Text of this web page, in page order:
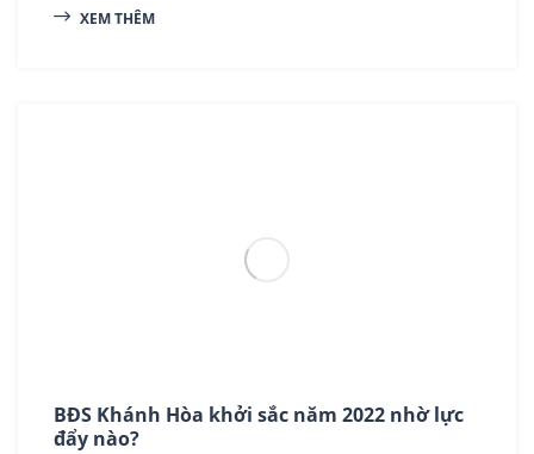
XEM THÊM
BĐS Khánh Hòa khởi sắc năm 2022 nhờ lực
đẩy nào?